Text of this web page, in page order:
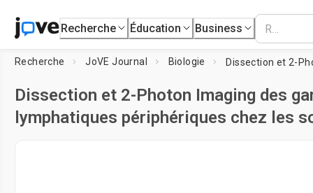
Recherche Éducation Business
Recherche JoVE Journal Biologie
Dissection et 2-Photon Imaging des
lymphatiques périphériques chez les